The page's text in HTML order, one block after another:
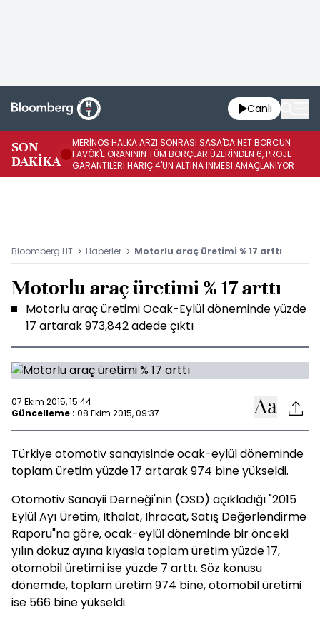
Canlı
SON
DAKİKA
MERİNOS HALKA ARZI SONRASI SASA'DA NET BORCUN
FAVÖK'E ORANININ TÜM BORÇLAR ÜZERİNDEN 6, PROJE
GARANTİLERİ HARİÇ 4'ÜN ALTINA İNMESİ AMAÇLANIYOR
Bloomberg HT Haberler Motorlu araç üretimi % 17 arttı
Motorlu araç üretimi % 17 arttı
Motorlu araç üretimi Ocak-Eylül döneminde yüzde
17 artarak 973,842 adede çıktı
07 Ekim 2015, 15:44
Güncelleme : 08 Ekim 2015, 09:37
Türkiye otomotiv sanayisinde ocak-eylül döneminde
toplam üretim yüzde 17 artarak 974 bine yükseldi.
Otomotiv Sanayii Derneği'nin (OSD) açıkladığı "2015
Eylül Ayı Üretim, İthalat, İhracat, Satış Değerlendirme
Raporu"na göre, ocak-eylül döneminde bir önceki
yılın dokuz ayına kıyasla toplam üretim yüzde 17,
otomobil üretimi ise yüzde 7 arttı. Söz konusu
dönemde, toplam üretim 974 bine, otomobil üretimi
ise 566 bine yükseldi.